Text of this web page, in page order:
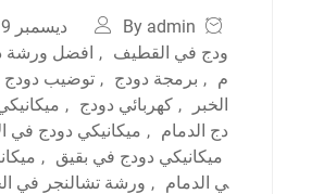
By admin ديسمبر 19, 2020
ودج في القطيف , افضل ورشة
م , برمجة دودج , توضيب دودج
الخبر
, كهربائي دودج ,
دج الدمام , ميكانيكي دودج في
ميكانيكي دودج في بقيق ,
ي الدمام , ورشة تشالنجر في